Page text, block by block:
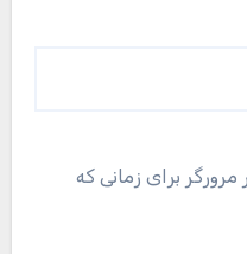
برای زمانی که